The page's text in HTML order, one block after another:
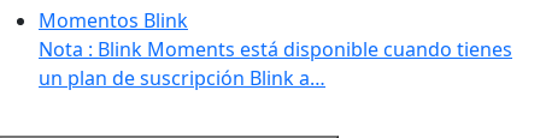
Momentos Blink
Nota : Blink Moments está disponible cuando tienes
un plan de suscripción Blink a…